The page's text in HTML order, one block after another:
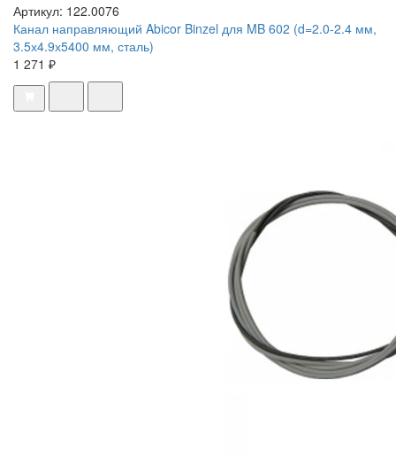
Артикул: 122.0076
Канал направляющий Abicor Binzel для MB 602 (d=2.0-2.4 мм,
3.5х4.9х5400 мм, сталь)
1 271 ₽